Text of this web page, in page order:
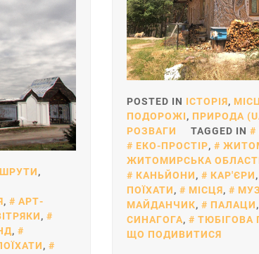
,
,
АРТ-
,
,
,
POSTED IN ІСТОРІЯ,
ПОДОРОЖІ, ПРИРОДА
РОЗВАГИ
TAGGED IN
ЕКО-ПРОСТІР,
ЖИТОМИРСЬКА
КАНЬЙОНИ, КАР'ЄРИ,
ПОЇХАТИ, МІСЦЯ,
МАЙДАНЧИК, ПАЛАЦИ,
СИНАГОГА, ТЮБІГОВА
ЩО ПОДИВИТИСЯ